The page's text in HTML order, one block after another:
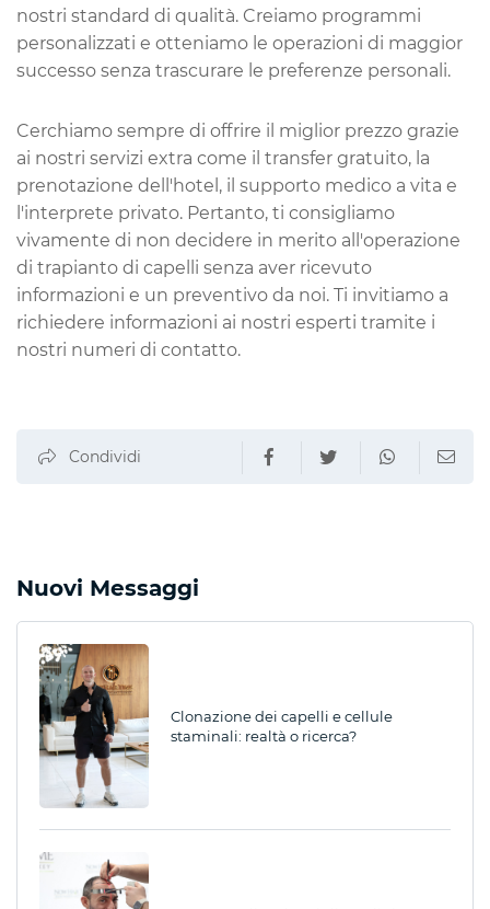
nostri standard di qualità. Creiamo programmi
personalizzati e otteniamo le operazioni di maggior
successo senza trascurare le preferenze personali.
Cerchiamo sempre di offrire il miglior prezzo grazie
ai nostri servizi extra come il transfer gratuito, la
prenotazione dell'hotel, il supporto medico a vita e
l'interprete privato. Pertanto, ti consigliamo
vivamente di non decidere in merito all'operazione
di trapianto di capelli senza aver ricevuto
informazioni e un preventivo da noi. Ti invitiamo a
richiedere informazioni ai nostri esperti tramite i
nostri numeri di contatto.
Condividi
Nuovi Messaggi
Clonazione dei capelli e cellule
staminali: realtà o ricerca?